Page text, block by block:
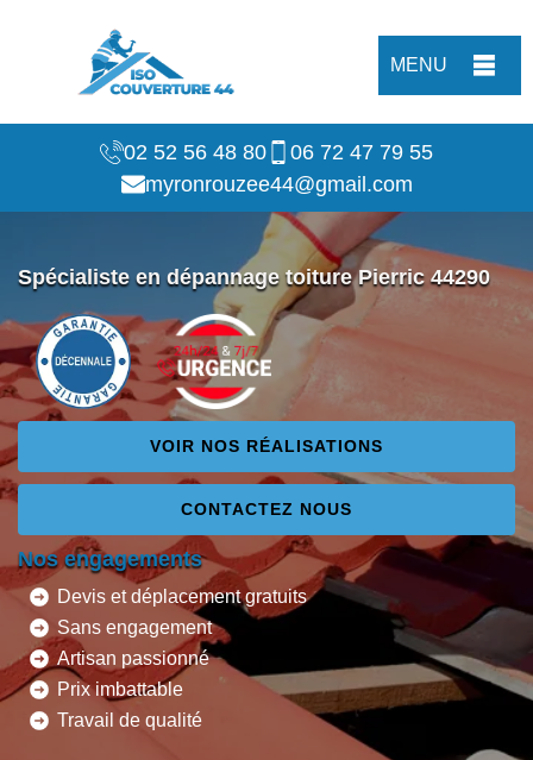
MENU
02 52 56 48 80
06 72 47 79 55
myronrouzee44@gmail.com
Spécialiste en dépannage toiture Pierric 44290
VOIR NOS RÉALISATIONS
CONTACTEZ NOUS
Nos engagements
Devis et déplacement gratuits
Sans engagement
Artisan passionné
Prix imbattable
Travail de qualité